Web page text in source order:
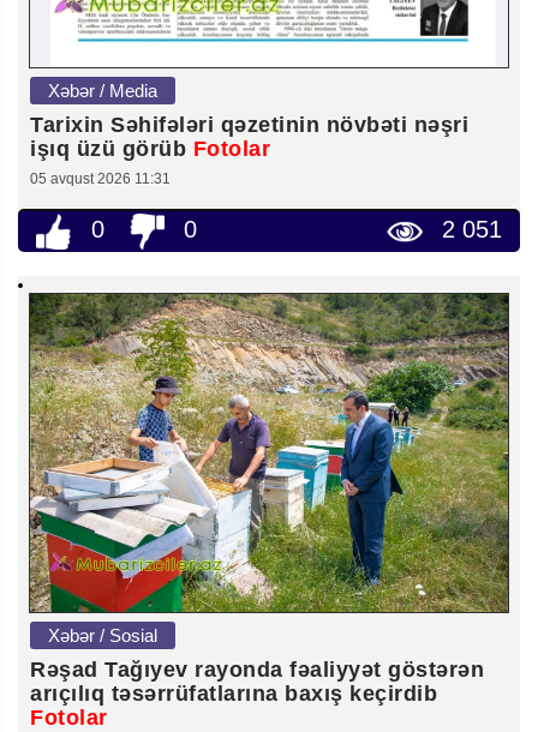
Xəbər / Media
Tarixin Səhifələri qəzetinin növbəti nəşri
işıq üzü görüb Fotolar
05 avqust 2026 11:31
0 0 2 051
Xəbər / Sosial
Rəşad Tağıyev rayonda fəaliyyət göstərən
arıçılıq təsərrüfatlarına baxış keçirdib
Fotolar